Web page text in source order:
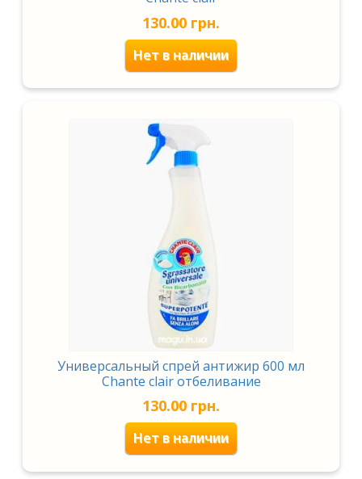
130.00 грн.
Нет в наличии
Универсальный спрей антижир 600 мл
Chante clair отбеливание
130.00 грн.
Нет в наличии